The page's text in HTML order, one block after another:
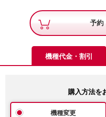
予約
機種代金・割引
購入方法を
機種変更